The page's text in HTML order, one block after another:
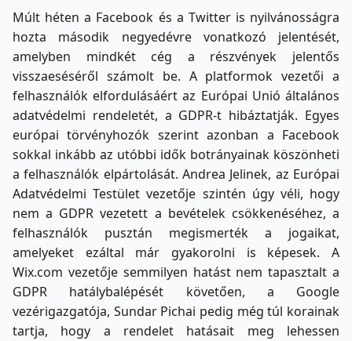
Múlt héten a Facebook és a Twitter is nyilvánosságra
hozta második negyedévre vonatkozó jelentését,
amelyben mindkét cég a részvények jelentős
visszaeséséről számolt be. A platformok vezetői a
felhasználók elfordulásáért az Európai Unió általános
adatvédelmi rendeletét, a GDPR-t hibáztatják. Egyes
európai törvényhozók szerint azonban a Facebook
sokkal inkább az utóbbi idők botrányainak köszönheti
a felhasználók elpártolását. Andrea Jelinek, az Európai
Adatvédelmi Testület vezetője szintén úgy véli, hogy
nem a GDPR vezetett a bevételek csökkenéséhez, a
felhasználók pusztán megismerték a jogaikat,
amelyeket ezáltal már gyakorolni is képesek. A
Wix.com vezetője semmilyen hatást nem tapasztalt a
GDPR hatálybalépését követően, a Google
vezérigazgatója, Sundar Pichai pedig még túl korainak
tartja, hogy a rendelet hatásait meg lehessen